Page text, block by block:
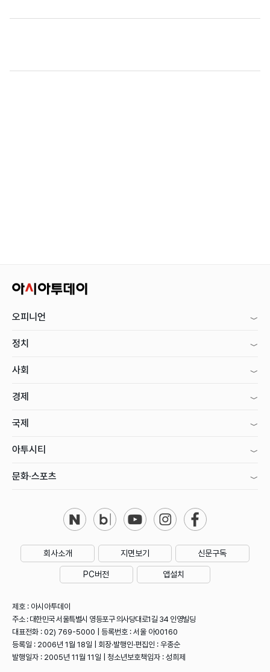
오피니언
정치
사회
경제
국제
아투시티
문화·스포츠
회사소개 지면보기 신문구독
PC버전 앱설치
제호 : 아시아투데이
주소 : 대한민국 서울특별시 영등포구 의사당대로1길 34 인영빌딩
대표전화 : 02) 769-5000 | 등록번호 : 서울 아00160
등록일 : 2006년 1월 18일 | 회장·발행인·편집인 : 우종순
발행일자 : 2005년 11월 11일 | 청소년보호책임자 : 성희제